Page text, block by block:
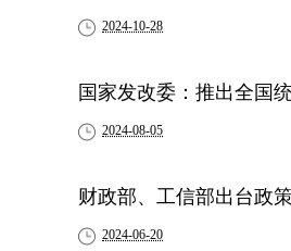
2024-10-28
国家发改委：推出全国
2024-08-05
财政部、工信部出台政
2024-06-20